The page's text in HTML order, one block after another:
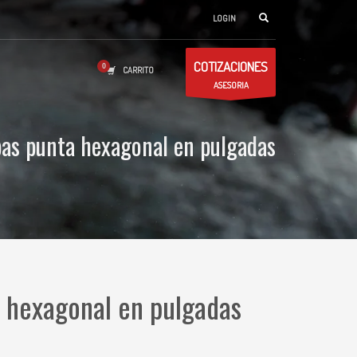
LOGIN
CARRITO COTIZACIONES
ASESORIA
punta hexagonal en pulgadas
en pulgadas